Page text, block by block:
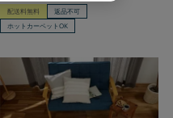
配送料無料
返品不可
ホットカーペットOK